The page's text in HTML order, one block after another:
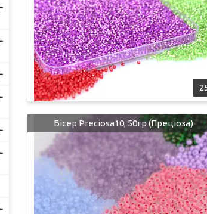
Бісер Preciosa10, 50гр (Преціоза)